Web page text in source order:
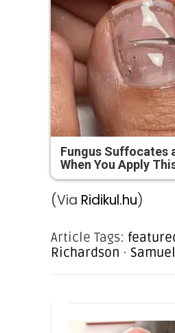
Fungus Suffocates
When You Apply
(Via Ridikul.hu)
Article Tags:
Richardson ·